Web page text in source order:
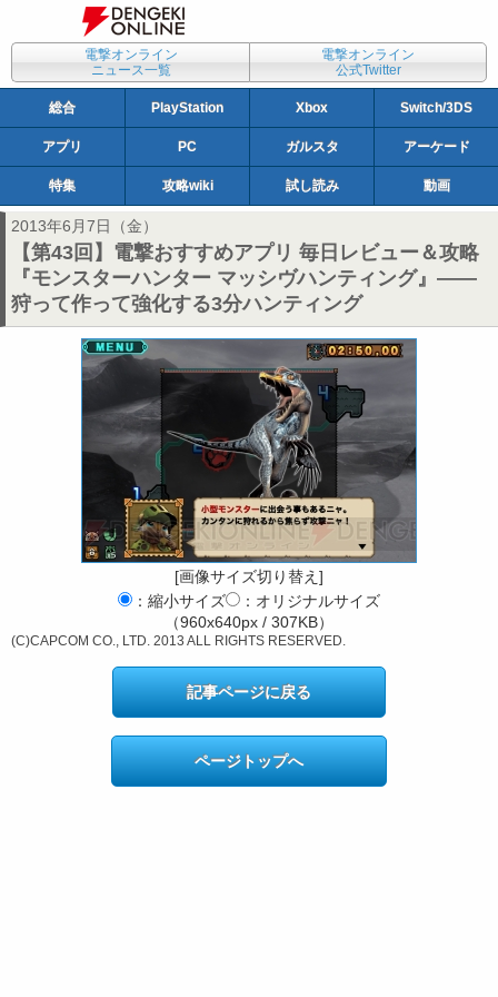
電撃オンライン
ニュース一覧
電撃オンライン
公式Twitter
総合 PlayStation Xbox Switch/3DS
アプリ PC ガルスタ アーケード
特集 攻略wiki 試し読み 動画
2013年6月7日（金）
【第43回】電撃おすすめアプリ 毎日レビュー＆攻略
『モンスターハンター マッシヴハンティング』――
狩って作って強化する3分ハンティング
[画像サイズ切り替え]
：縮小サイズ
：オリジナルサイズ
（960x640px / 307KB）
(C)CAPCOM CO., LTD. 2013 ALL RIGHTS RESERVED.
記事ページに戻る
ページトップへ